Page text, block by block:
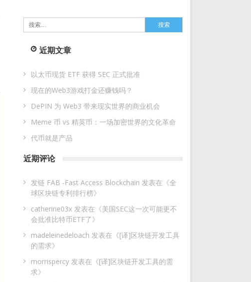
搜
索：
近期文章
以太币现货 ETF 获得 SEC 正式批准
现在的Web3游戏打金还赚钱吗？
DePIN 为 Web3 带来现实世界的商业机会
Meme 币 vs 精英币：一场加密世界的文化革命
代币就是产品
近期评论
发链 FAB -Fast Access Blockchain 发表在《全
球区块链专利排行榜》
catherine03x 发表在《美国SEC这一次可能更不
会批准比特币ETF了》
madeleinedeloach 发表在《[译]区块链开发工具
的需求》
morrispercy 发表在《[译]区块链开发工具的需
求》